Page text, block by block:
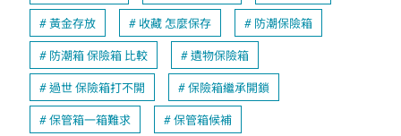
黃金存放 收藏 怎麼保存 防潮保險箱
防潮箱 保險箱 比較 遺物保險箱
過世 保險箱打不開 保險箱繼承開鎖
保管箱一箱難求 保管箱候補